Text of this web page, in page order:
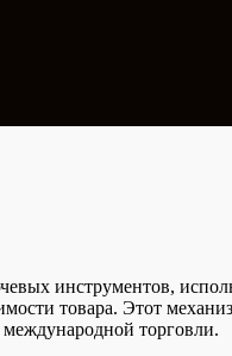
инструментов,
товара. Этот
торговли.